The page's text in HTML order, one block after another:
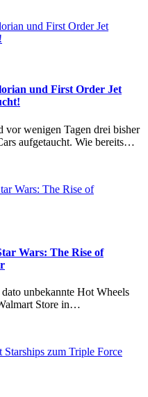
und First Order Jet
vor wenigen Tagen drei bisher
aufgetaucht. Wie bereits…
Wars: The Rise of
unbekannte Hot Wheels
Store in…